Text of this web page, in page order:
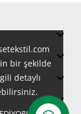
bir şekilde
detaylı



